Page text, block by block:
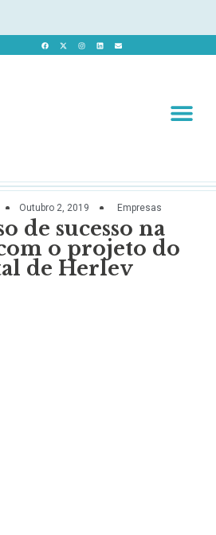
Outubro 2, 2019 Empresas
de sucesso na
o projeto do
de Herlev